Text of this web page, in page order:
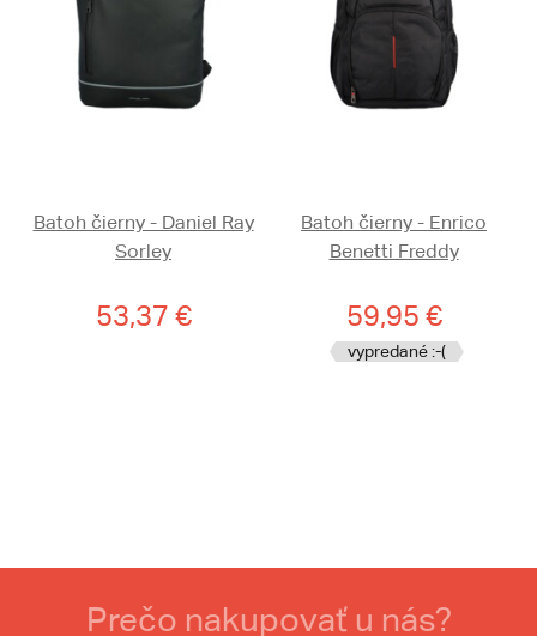
Batoh čierny - Daniel Ray
Sorley
53,37 €
Batoh čierny - Enrico
Benetti Freddy
59,95 €
vypredané :-(
Prečo nakupovať u nás?